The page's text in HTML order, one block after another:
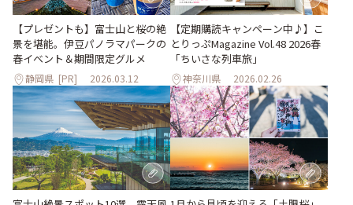
【プレゼントも】富士山と桜の絶
景を堪能。伊豆パノラマパークの
春イベント＆期間限定グルメ
静岡県 [PR] 2026.03.12
【定期購読キャンペーン中♪】こ
とりっぷMagazine Vol.48 2026春
「ちいさな列車旅」
神奈川県 2026.02.26